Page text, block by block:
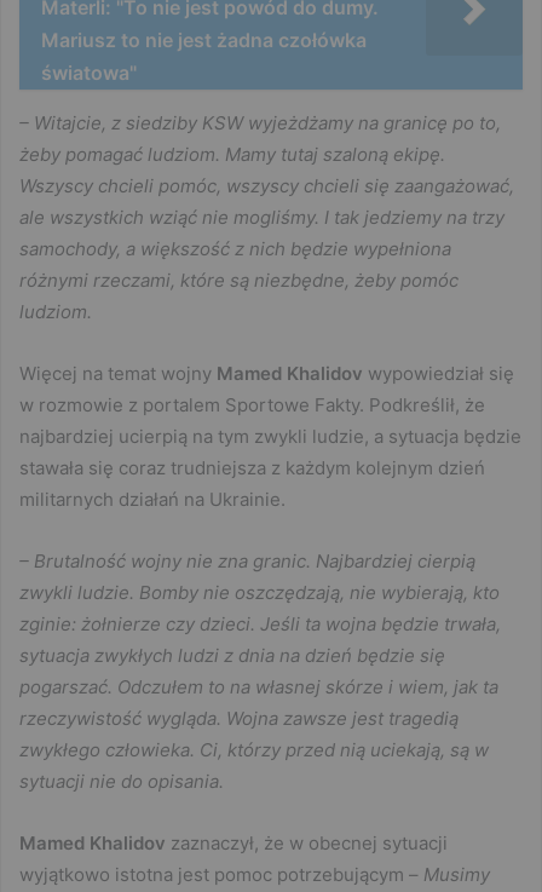
Materli: "To nie jest powód do dumy.
Mariusz to nie jest żadna czołówka
światowa"
– Witajcie, z siedziby KSW wyjeżdżamy na granicę po to,
żeby pomagać ludziom. Mamy tutaj szaloną ekipę.
Wszyscy chcieli pomóc, wszyscy chcieli się zaangażować,
ale wszystkich wziąć nie mogliśmy. I tak jedziemy na trzy
samochody, a większość z nich będzie wypełniona
różnymi rzeczami, które są niezbędne, żeby pomóc
ludziom.
Więcej na temat wojny Mamed Khalidov wypowiedział się
w rozmowie z portalem Sportowe Fakty. Podkreślił, że
najbardziej ucierpią na tym zwykli ludzie, a sytuacja będzie
stawała się coraz trudniejsza z każdym kolejnym dzień
militarnych działań na Ukrainie.
– Brutalność wojny nie zna granic. Najbardziej cierpią
zwykli ludzie. Bomby nie oszczędzają, nie wybierają, kto
zginie: żołnierze czy dzieci. Jeśli ta wojna będzie trwała,
sytuacja zwykłych ludzi z dnia na dzień będzie się
pogarszać. Odczułem to na własnej skórze i wiem, jak ta
rzeczywistość wygląda. Wojna zawsze jest tragedią
zwykłego człowieka. Ci, którzy przed nią uciekają, są w
sytuacji nie do opisania.
Mamed Khalidov zaznaczył, że w obecnej sytuacji
wyjątkowo istotna jest pomoc potrzebującym – Musimy